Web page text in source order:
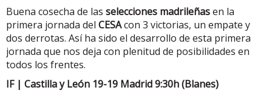
Buena cosecha de las selecciones madrileñasen la
primera jornada del CESAcon 3 victorias, un empate y
dos derrotas. Así ha sido el desarrollo de esta primera
jornada que nos deja con plenitud de posibilidades en
todos los frentes.
IF | Castilla y León 19-19 Madrid 9:30h (Blanes)